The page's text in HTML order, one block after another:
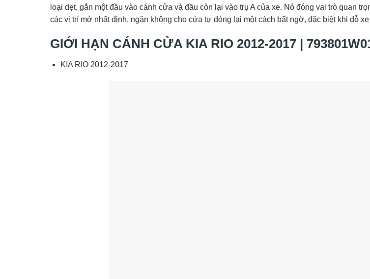
loại dẹt, gắn một đầu vào cánh cửa và đầu còn lại vào trụ A của xe. Nó đóng vai trò quan
các vị trí mở nhất định, ngăn không cho cửa tự đóng lại một cách bất ngờ, đặc biệt khi đỗ
GIỚI HẠN CÁNH CỬA KIA RIO 2012-2017 |
KIA RIO 2012-2017